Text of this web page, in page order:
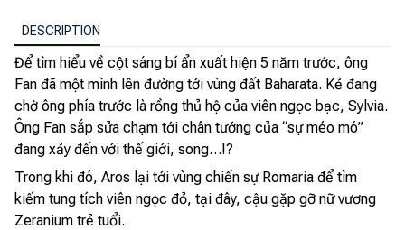
DESCRIPTION
Để tìm hiểu về cột sáng bí ẩn xuất hiện 5 năm trước, ông
Fan đã một mình lên đường tới vùng đất Baharata. Kẻ đang
chờ ông phía trước là rồng thủ hộ của viên ngọc bạc, Sylvia.
Ông Fan sắp sửa chạm tới chân tướng của “sự méo mó”
đang xảy đến với thế giới, song…!?
Trong khi đó, Aros lại tới vùng chiến sự Romaria để tìm
kiếm tung tích viên ngọc đỏ, tại đây, cậu gặp gỡ nữ vương
Zeranium trẻ tuổi.